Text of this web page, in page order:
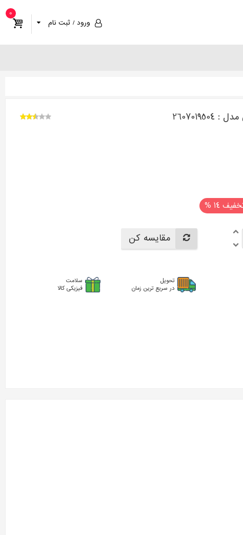
0
ورود / ثبت نام
14 %
مقایسه کن
تحویل
در سریع ترین زمان
سلامت
فیزیکی کالا